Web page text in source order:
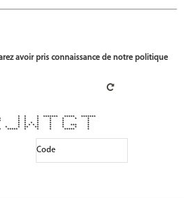
avoir pris connaissance de notre politique
* * * ******* ***** *******
* * * * * * *
* * * * * *
* * * * * * *
* * * * * * * *** *
* * ** ** * * * *
***** * * * ***** *